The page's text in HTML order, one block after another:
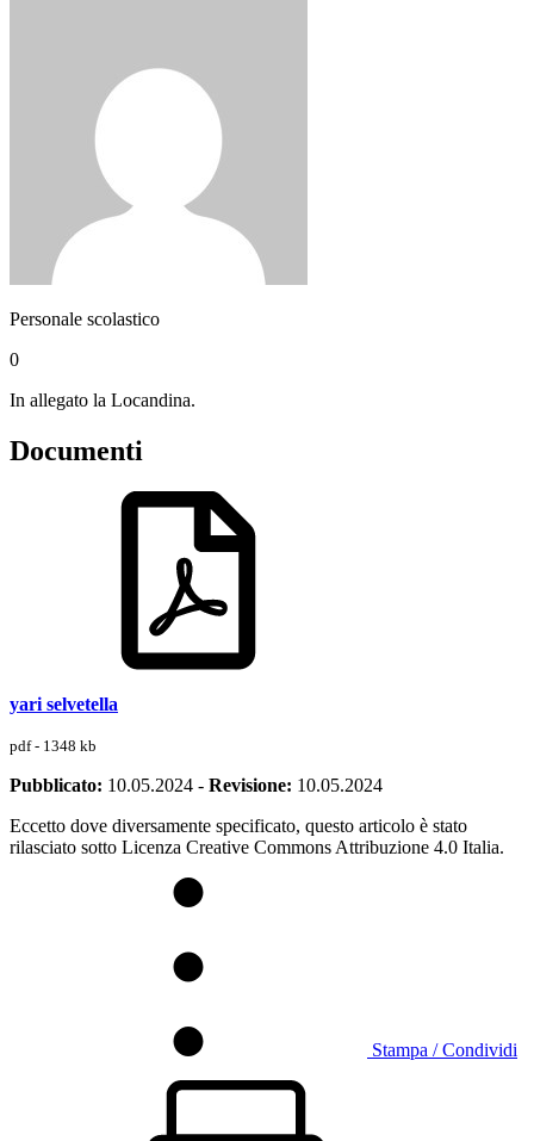
Personale scolastico
0
In allegato la Locandina.
Documenti
yari selvetella
pdf - 1348 kb
Pubblicato: 10.05.2024 - Revisione: 10.05.2024
Eccetto dove diversamente specificato, questo articolo è stato
rilasciato sotto Licenza Creative Commons Attribuzione 4.0 Italia.
Stampa / Condividi